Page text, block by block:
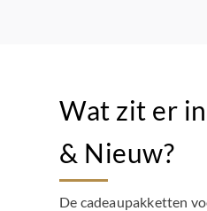
Wat zit er
& Nieuw?
De cadeaupakketten